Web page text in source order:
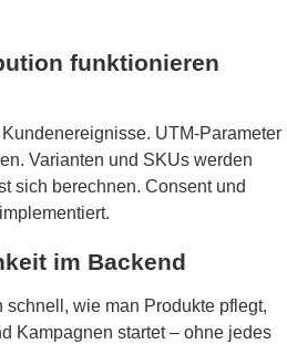
funktionieren
UTM-Parameter
Varianten und SKUs werden
sich berechnen. Consent und
im Backend
schnell, wie man Produkte pflegt,
Kampagnen startet – ohne jedes